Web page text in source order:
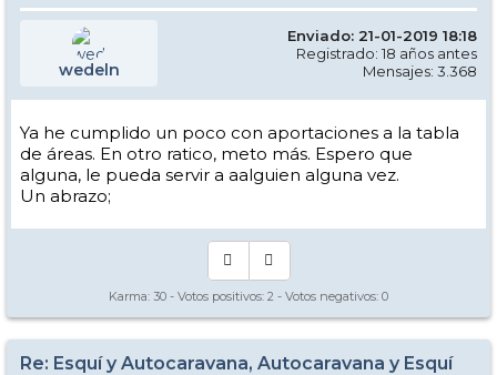
wedeln
Enviado: 21-01-2019 18:18
Registrado: 18 años antes
Mensajes: 3.368
Ya he cumplido un poco con aportaciones a la tabla
de áreas. En otro ratico, meto más. Espero que
alguna, le pueda servir a aalguien alguna vez.
Un abrazo;
Karma: 30 - Votos positivos: 2 - Votos negativos: 0
Re: Esquí y Autocaravana, Autocaravana y Esquí